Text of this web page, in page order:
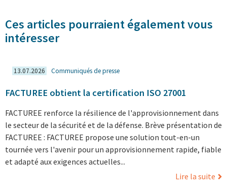
Ces articles pourraient également vous
intéresser
13.07.2026 Communiqués de presse
FACTUREE obtient la certification ISO 27001
FACTUREE renforce la résilience de l'approvisionnement dans
le secteur de la sécurité et de la défense. Brève présentation de
FACTUREE : FACTUREE propose une solution tout-en-un
tournée vers l'avenir pour un approvisionnement rapide, fiable
et adapté aux exigences actuelles...
Lire la suite